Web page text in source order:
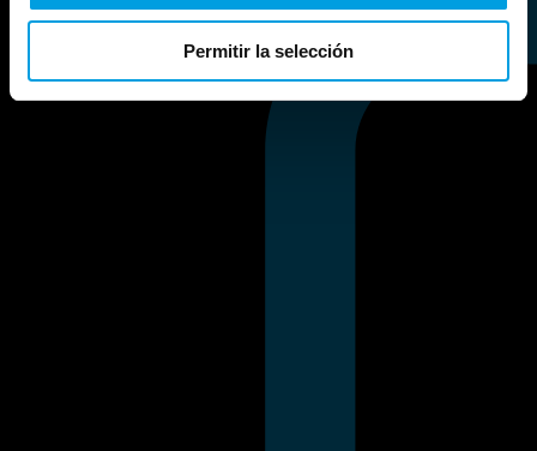
Permitir la selección